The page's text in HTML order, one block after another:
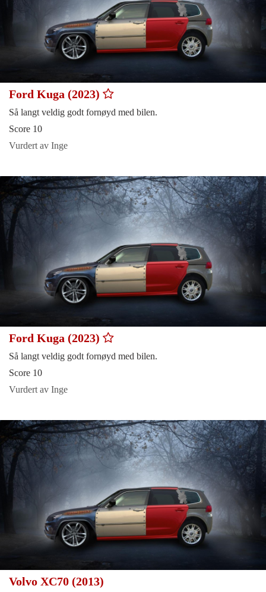
Ford Kuga (2023)
Så langt veldig godt fornøyd med bilen.
Score 10
Vurdert av Inge
Ford Kuga (2023)
Så langt veldig godt fornøyd med bilen.
Score 10
Vurdert av Inge
Volvo XC70 (2013)